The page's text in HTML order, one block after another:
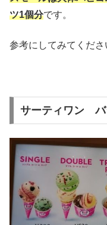
ツ1個分です。
参考にしてみてくださ
サーティワン バ